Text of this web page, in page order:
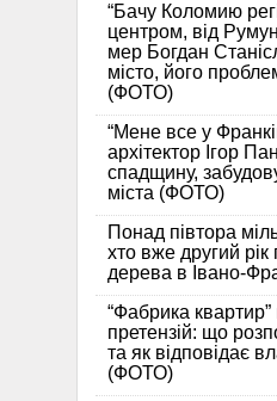
“Бачу Коломию
центром, від
мер Богдан
місто, його
(ФОТО)
“Мене все у
архітектор Ігор
спадщину,
міста (ФОТО)
Понад півтора
хто вже другий рік
дерева в Івано-
“Фабрика
претензій: що
та як відповідає
(ФОТО)